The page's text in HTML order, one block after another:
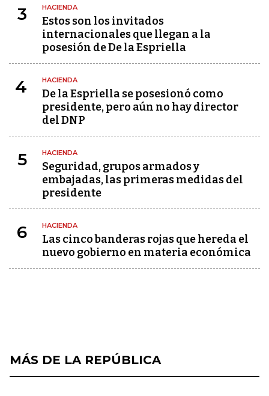
3 HACIENDA
Estos son los invitados
internacionales que llegan a la
posesión de De la Espriella
4 HACIENDA
De la Espriella se posesionó como
presidente, pero aún no hay director
del DNP
5 HACIENDA
Seguridad, grupos armados y
embajadas, las primeras medidas del
presidente
6 HACIENDA
Las cinco banderas rojas que hereda el
nuevo gobierno en materia económica
MÁS DE LA REPÚBLICA